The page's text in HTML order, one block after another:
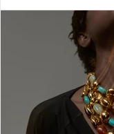
évoluent en
offrir moins mais
nouvelle norme, et
désormais comme
responsable et
ce paysage en
comme l’un des
premium en France,